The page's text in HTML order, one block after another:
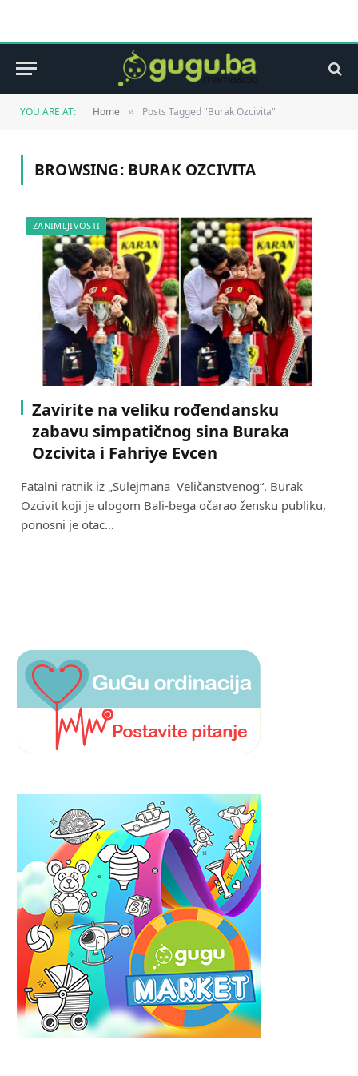
YOU ARE AT: Home » Posts Tagged "Burak Ozcivita"
BROWSING: BURAK OZCIVITA
ZANIMLJIVOSTI
Zavirite na veliku rođendansku
zabavu simpatičnog sina Buraka
Ozcivita i Fahriye Evcen
Fatalni ratnik iz „Sulejmana Veličanstvenog“, Burak
Ozcivit koji je ulogom Bali-bega očarao žensku publiku,
ponosni je otac…